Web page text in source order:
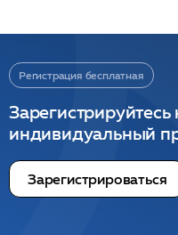
Регистрация бесплатная
индивидуальный
Зарегистрироваться